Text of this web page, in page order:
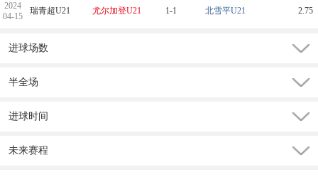
2024
04-15
瑞青超U21 尤尔加登U21 1-1 北雪平U21 2.75
进球场数
半全场
进球时间
未来赛程